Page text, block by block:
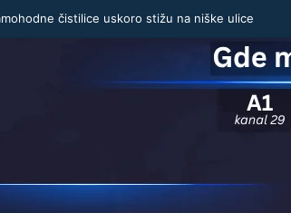
čistilice uskoro stižu na niške ulice